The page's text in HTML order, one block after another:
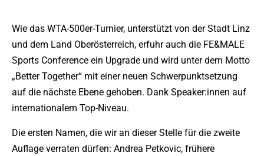
Wie das WTA-500er-Turnier, unterstützt von der Stadt Linz
und dem Land Oberösterreich, erfuhr auch die FE&MALE
Sports Conference ein Upgrade und wird unter dem Motto
„Better Together“ mit einer neuen Schwerpunktsetzung
auf die nächste Ebene gehoben. Dank Speaker:innen auf
internationalem Top-Niveau.
Die ersten Namen, die wir an dieser Stelle für die zweite
Auflage verraten dürfen: Andrea Petkovic, frühere